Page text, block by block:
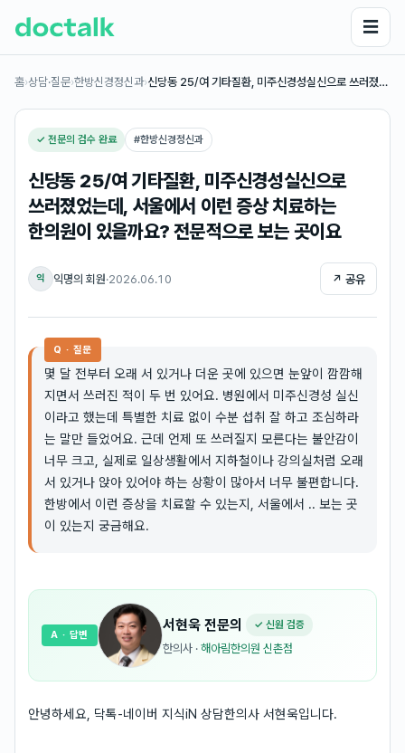
☰
홈›상담·질문›한방신경정신과›신당동 25/여 기타질환, 미주신경성실신으로 쓰러졌…
✓ 전문의 검수 완료 #한방신경정신과
신당동 25/여 기타질환, 미주신경성실신으로
쓰러졌었는데, 서울에서 이런 증상 치료하는
한의원이 있을까요? 전문적으로 보는 곳이요
익 익명의 회원·2026.06.10 ↗ 공유
Q · 질문
몇 달 전부터 오래 서 있거나 더운 곳에 있으면 눈앞이 깜깜해
지면서 쓰러진 적이 두 번 있어요. 병원에서 미주신경성 실신
이라고 했는데 특별한 치료 없이 수분 섭취 잘 하고 조심하라
는 말만 들었어요. 근데 언제 또 쓰러질지 모른다는 불안감이
너무 크고, 실제로 일상생활에서 지하철이나 강의실처럼 오래
서 있거나 앉아 있어야 하는 상황이 많아서 너무 불편합니다.
한방에서 이런 증상을 치료할 수 있는지, 서울에서 .. 보는 곳
이 있는지 궁금해요.
서현욱 전문의 ✓ 신원 검증
한의사 · 해아림한의원 신촌점
A · 답변
안녕하세요, 닥톡-네이버 지식iN 상담한의사 서현욱입니다.